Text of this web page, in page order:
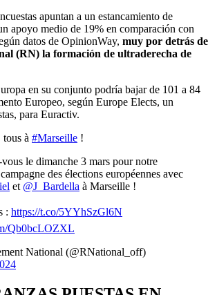
apuntan a un estancamiento de
apoyo medio de 19% en comparación con
datos de OpinionWay, muy por detrás de
(RN) la formación de ultraderecha de
en su conjunto podría bajar de 101 a 84
Europeo, según Europe Elects, un
para Euractiv.
à #Marseille !
le dimanche 3 mars pour notre
des élections européennes avec
et @J_Bardella à Marseille !
: https://t.co/5YYhSzGl6N
Qb0bcLOZXL
National (@RNational_off)